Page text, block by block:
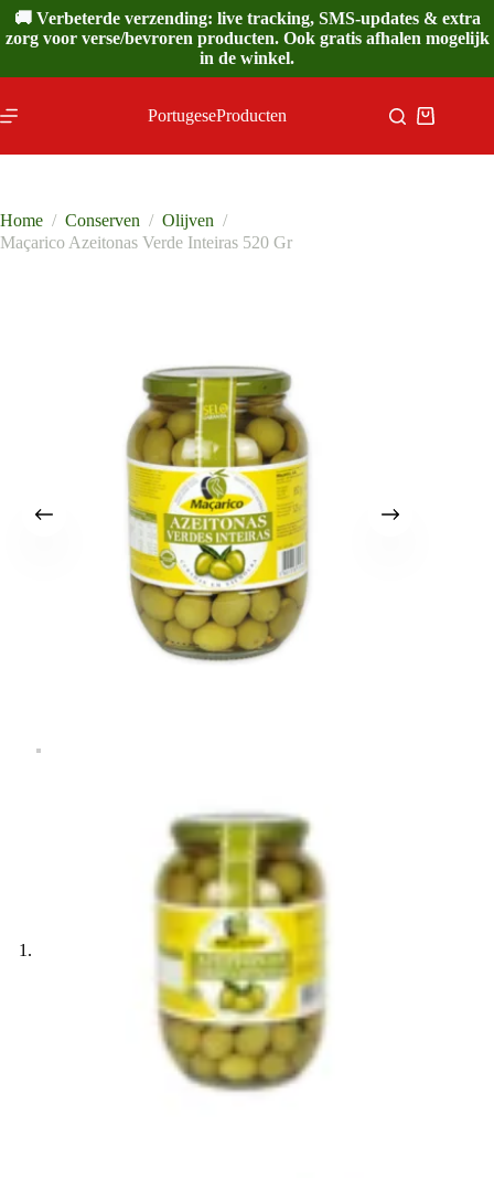
Ga
naar
de
🚚 Verbeterde verzending: live tracking, SMS-updates & extra
zorg voor verse/bevroren producten. Ook gratis afhalen mogelijk
in de winkel.
PortugeseProducten
Home / Conserven / Olijven /
Maçarico Azeitonas Verde Inteiras 520 Gr